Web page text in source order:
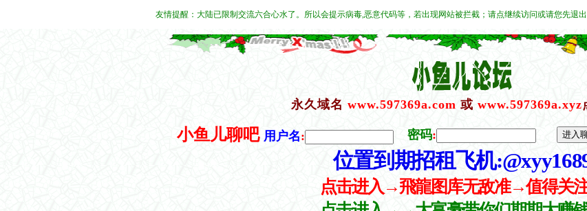
友情提醒：大陆已限制交流六合心水了。所以会提示病毒,恶意代码等，若出现网站被拦截；请点继续访问或请您先退出